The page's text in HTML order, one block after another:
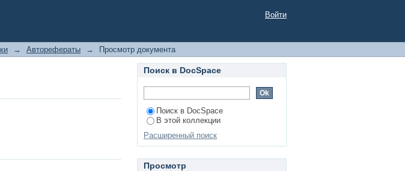
Войти
→ Авторефераты → Просмотр документа
Поиск в DocSpace
Поиск в DocSpace
В этой коллекции
Расширенный поиск
Просмотр